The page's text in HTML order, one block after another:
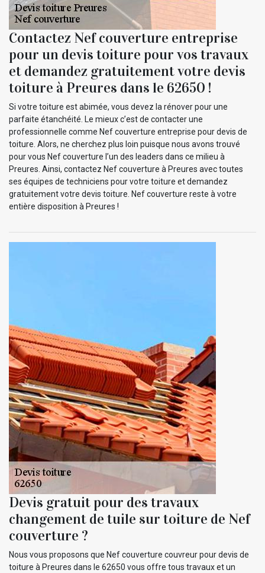
Contactez Nef couverture entreprise
pour un devis toiture pour vos travaux
et demandez gratuitement votre devis
toiture à Preures dans le 62650 !
Si votre toiture est abimée, vous devez la rénover pour une
parfaite étanchéité. Le mieux c’est de contacter une
professionnelle comme Nef couverture entreprise pour devis de
toiture. Alors, ne cherchez plus loin puisque nous avons trouvé
pour vous Nef couverture l’un des leaders dans ce milieu à
Preures. Ainsi, contactez Nef couverture à Preures avec toutes
ses équipes de techniciens pour votre toiture et demandez
gratuitement votre devis toiture. Nef couverture reste à votre
entière disposition à Preures !
Devis gratuit pour des travaux
changement de tuile sur toiture de Nef
couverture ?
Nous vous proposons que Nef couverture couvreur pour devis de
toiture à Preures dans le 62650 vous offre tous travaux et un